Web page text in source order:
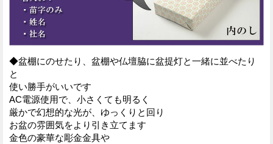
◆盆棚にのせたり、盆棚や仏壇脇に盆提灯と一緒に並べたり
と
使い勝手がいいです
AC電源使用で、小さくても明るく
厳かで幻想的な光が、ゆっくりと回り
お盆の雰囲気をより引き立てます
金色の豪華な彫金金具や